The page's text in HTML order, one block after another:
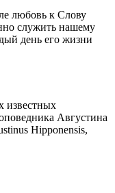
любовь к Слову
служить нашему
день его жизни
известных
Августина
Hipponensis,